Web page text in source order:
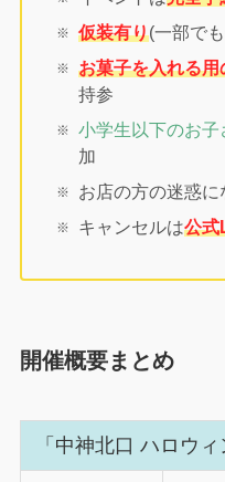
仮装有り(一部で
お菓子を入れる
持参
小学生以下のお子
加
お店の方の迷惑に
キャンセルは公式
開催概要まとめ
「中神北口 ハロウ